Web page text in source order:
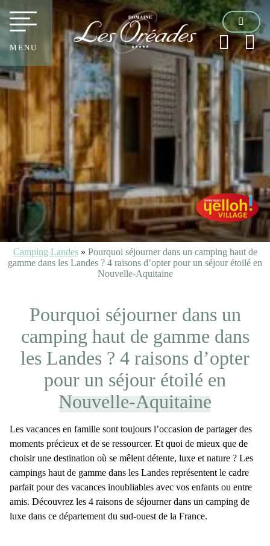
MENU
Camping Landes» Pourquoi séjourner dans un camping haut de
gamme dans les Landes ? 4 raisons d’opter pour un séjour étoilé en
Nouvelle-Aquitaine
Pourquoi séjourner dans un
camping haut de gamme dans
les Landes ? 4 raisons d’opter
pour un séjour étoilé en
Nouvelle-Aquitaine
Les vacances en famille sont toujours l’occasion de partager des
moments précieux et de se ressourcer. Et quoi de mieux que de
choisir une destination où se mêlent détente, luxe et nature ? Les
campings haut de gamme dans les Landes représentent le cadre
parfait pour des vacances inoubliables avec vos enfants ou entre
amis. Découvrez les 4 raisons de séjourner dans un camping de
luxe dans ce département du sud-ouest de la France.